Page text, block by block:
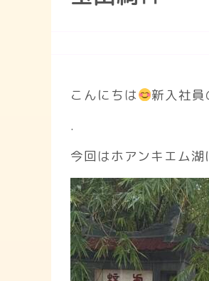
こんにちは
新入社員
.
今回はホアンキエム湖